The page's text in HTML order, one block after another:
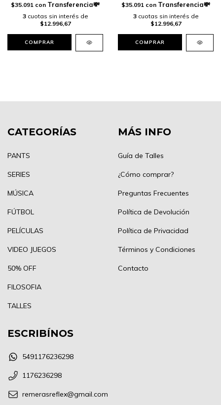
$35.091 con
3 cuotas sin interés de
$12.996,67
COMPRAR
$35.091 con
3 cuotas sin interés de
$12.996,67
COMPRAR
CATEGORÍAS
PANTS
SERIES
MÚSICA
FÚTBOL
PELÍCULAS
VIDEO JUEGOS
50% OFF
FILOSOFIA
TALLES
MÁS INFO
Guía de Talles
¿Cómo comprar?
Preguntas Frecuentes
Política de Devolución
Política de Privacidad
Términos y Condiciones
Contacto
ESCRIBÍNOS
5491176236298
1176236298
remerasreflex@gmail.com